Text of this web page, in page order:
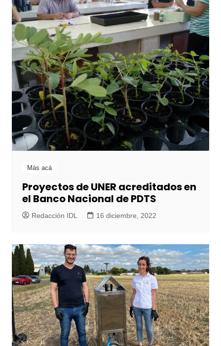
Más acá
Proyectos de UNER acreditados en
el Banco Nacional de PDTS
Redacción IDL 16 diciembre, 2022